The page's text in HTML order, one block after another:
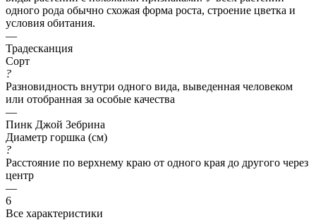
одного рода обычно схожая форма роста, строение цветка и
условия обитания.
—
Традесканция
Сорт
?
Разновидность внутри одного вида, выведенная человеком
или отобранная за особые качества
—
Пинк Джой Зебрина
Диаметр горшка (см)
?
Расстояние по верхнему краю от одного края до другого через
центр
—
6
Все характеристики